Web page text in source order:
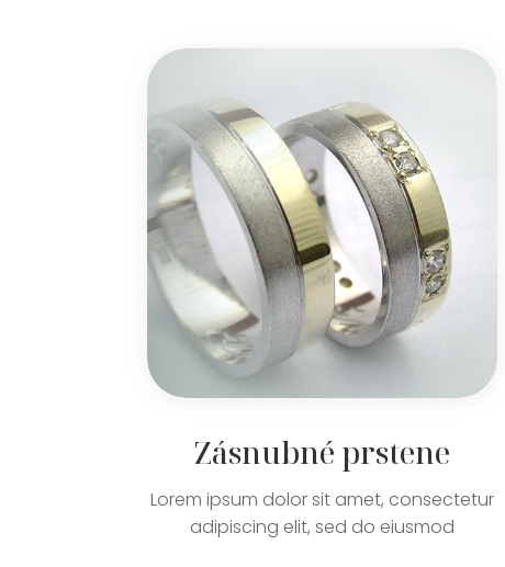
Zásnubné prstene
Lorem ipsum dolor sit amet, consectetur
adipiscing elit, sed do eiusmod